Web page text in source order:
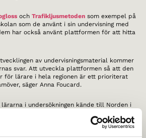
och Trafikljusmetodensom exempel på
som de använt i sin undervisning med
har också använt plattformen för att hitta
av undervisningsmaterial kommer
svar. Att utveckla plattformen så att den
för lärare i hela regionen är ett prioriterat
säger Anna Foucard.
i undersökningen kände till Norden i